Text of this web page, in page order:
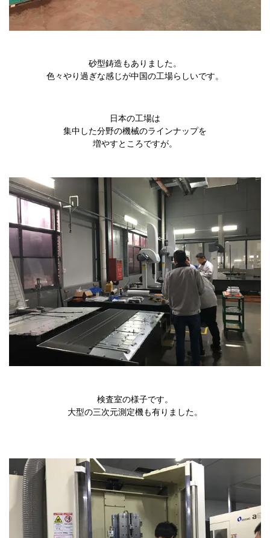
砂型鋳造もありました。
色々やり過ぎな感じが中国の工場らしいです。
日本の工場は
集中した分野の機械のラインナップを
増やすところですが。
検査室の様子です。
大型の三次元測定機も有りました。